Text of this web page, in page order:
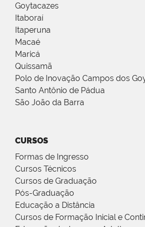
Goytacazes
Itaboraí
Itaperuna
Macaé
Maricá
Quissamã
Polo de Inovação Campos dos
Santo Antônio de Pádua
São João da Barra
CURSOS
Formas de Ingresso
Cursos Técnicos
Cursos de Graduação
Pós-Graduação
Educação a Distância
Cursos de Formação Inicial e